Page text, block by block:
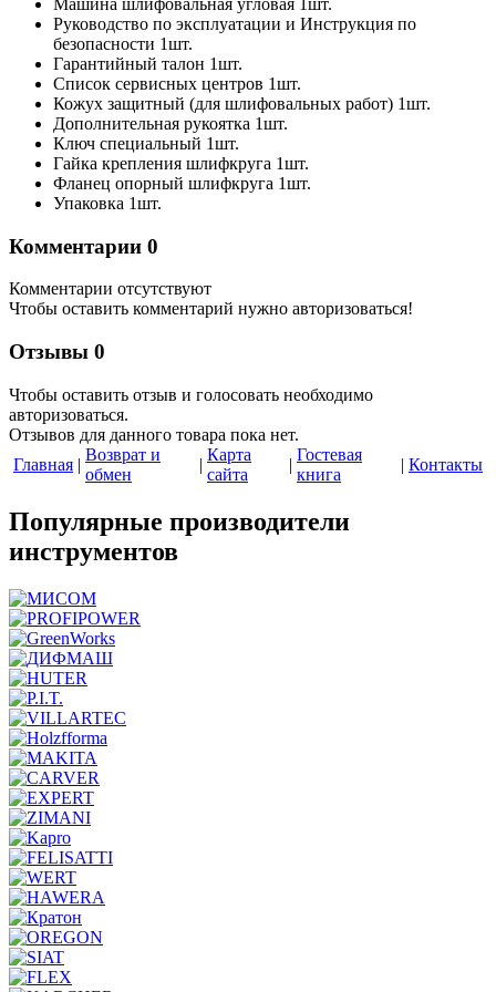
Машина шлифовальная угловая 1шт.
Руководство по эксплуатации и Инструкция по
безопасности 1шт.
Гарантийный талон 1шт.
Список сервисных центров 1шт.
Кожух защитный (для шлифовальных работ) 1шт.
Дополнительная рукоятка 1шт.
Ключ специальный 1шт.
Гайка крепления шлифкруга 1шт.
Фланец опорный шлифкруга 1шт.
Упаковка 1шт.
Комментарии 0
Комментарии отсутствуют
Чтобы оставить комментарий нужно авторизоваться!
Отзывы 0
Чтобы оcтавить отзыв и голосовать необходимо
авторизоваться.
Отзывов для данного товара пока нет.
Главная |
Возврат и
обмен
|
Карта
сайта
|
Гостевая
книга
| Контакты
Популярные производители
инструментов